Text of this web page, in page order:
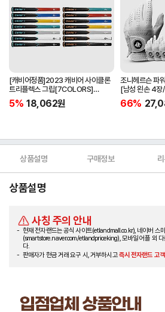
[캐비어정품]2023 캐비어 사이클론
트리플렉스 그립[7COLORS]
[라운드][39g/42g/46g/50g]
[R/S 토크]
5% 18,062원
조니헤르슨 파
[남성 왼손 4장
[화이트][케이
66%
상품설명 구매정보
상품설명
사칭 주의 안내
현재 전자랜드는 공식 사이트(etlandmall.co.kr), 네이버 스
(smartstore.naver.com/etlandpriceking), 모바일 어플 외
다.
판매자가 현금 거래 요구 시, 거부하시고즉시 전자랜드 고